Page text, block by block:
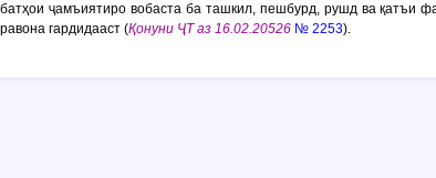
ҷамъиятиро вобаста ба ташкил, пешбурд, рушд ва қатъи
гардидааст (Қонуни ҶТ аз 16.02.20526 № 2253).